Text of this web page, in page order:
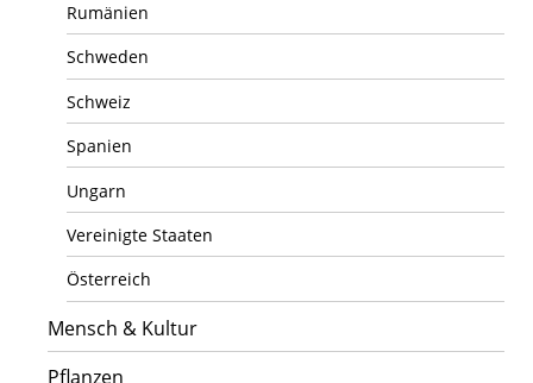
Rumänien
Schweden
Schweiz
Spanien
Ungarn
Vereinigte Staaten
Österreich
Mensch & Kultur
Pflanzen